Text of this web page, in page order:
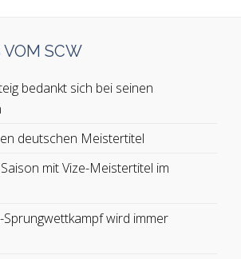
SCW
bedankt sich bei seinen
deutschen Meistertitel
mit Vize-Meistertitel im
Sprungwettkampf wird immer